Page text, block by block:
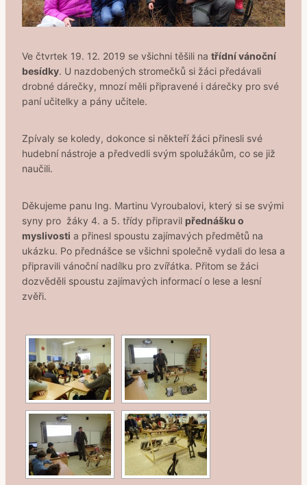
Ve čtvrtek 19. 12. 2019 se všichni těšili na třídní vánoční
besídky. U nazdobených stromečků si žáci předávali
drobné dárečky, mnozí měli připravené i dárečky pro své
paní učitelky a pány učitele.
Zpívaly se koledy, dokonce si někteří žáci přinesli své
hudební nástroje a předvedli svým spolužákům, co se již
naučili.
Děkujeme panu Ing. Martinu Vyroubalovi, který si se svými
syny pro žáky 4. a 5. třídy připravil přednášku o
myslivosti a přinesl spoustu zajímavých předmětů na
ukázku. Po přednášce se všichni společně vydali do lesa a
připravili vánoční nadílku pro zvířátka. Přitom se žáci
dozvěděli spoustu zajímavých informací o lese a lesní
zvěři.